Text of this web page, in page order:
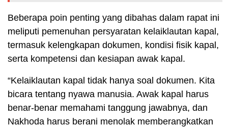
Beberapa poin penting yang dibahas dalam rapat ini
meliputi pemenuhan persyaratan kelaiklautan kapal,
termasuk kelengkapan dokumen, kondisi fisik kapal,
serta kompetensi dan kesiapan awak kapal.
“Kelaiklautan kapal tidak hanya soal dokumen. Kita
bicara tentang nyawa manusia. Awak kapal harus
benar-benar memahami tanggung jawabnya, dan
Nakhoda harus berani menolak memberangkatkan